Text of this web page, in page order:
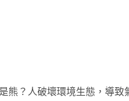
熊？人破壞環境生態，導致